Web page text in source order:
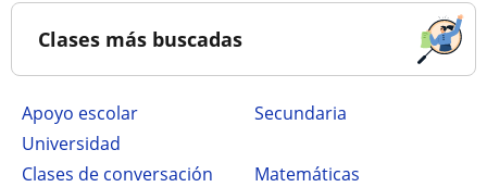
Clases más buscadas
Apoyo escolar
secundaria
Universidad
Clases de conversación
Matemáticas